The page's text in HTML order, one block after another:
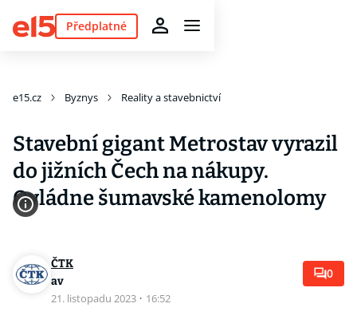
Předplatné
e15.cz Byznys Reality a stavebnictví
Stavební gigant Metrostav vyrazil
do jižních Čech na nákupy.
Ovládne šumavské kamenolomy
ČTK
av
21. listopadu 2023 · 16:52
0